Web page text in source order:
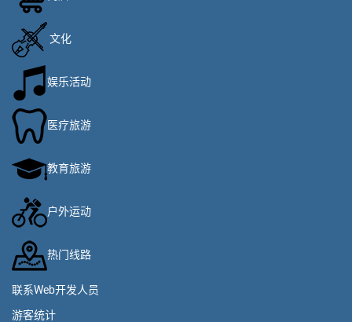
文化
娱乐活动
医疗旅游
教育旅游
户外运动
热门线路
联系Web开发人员
游客统计